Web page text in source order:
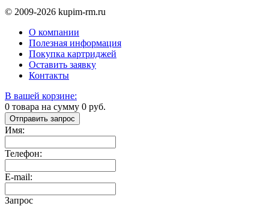
© 2009-2026 kupim-rm.ru
О компании
Полезная информация
Покупка картриджей
Оставить заявку
Контакты
В вашей корзине:
0 товара на сумму 0 руб.
Отправить запрос
Имя:
Телефон:
E-mail:
Запрос